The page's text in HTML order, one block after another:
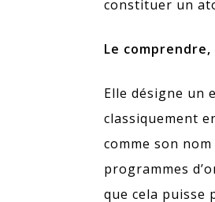
constituer un
Le
Elle désigne un
classiquement
comme son
programmes
que cela puisse